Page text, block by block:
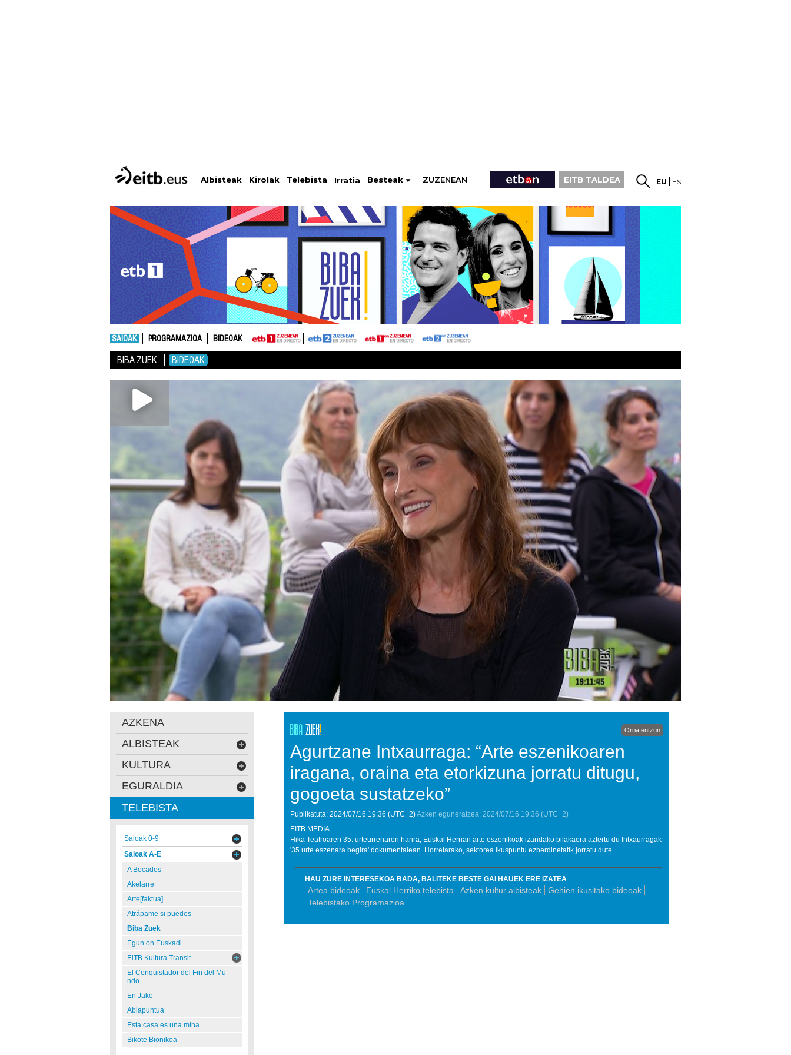
Albisteak Kirolak Telebista Irratia Besteak ZUZENEAN EITB TALDEA EU ES
SAIOAK PROGRAMAZIOA BIDEOAK
BIBA ZUEK BIDEOAK
Orria entzun
Agurtzane Intxaurraga: “Arte eszenikoaren
iragana, oraina eta etorkizuna jorratu ditugu,
gogoeta sustatzeko”
Publikatuta: 2024/07/16 19:36 (UTC+2)Azken eguneratzea: 2024/07/16 19:36 (UTC+2)
EITB MEDIA
Hika Teatroaren 35. urteurrenaren harira, Euskal Herrian arte eszenikoak izandako bilakaera aztertu du Intxaurragak
'35 urte eszenara begira' dokumentalean. Horretarako, sektorea ikuspuntu ezberdinetatik jorratu dute.
HAU ZURE INTERESEKOA BADA, BALITEKE BESTE GAI HAUEK ERE IZATEA
Artea bideoak Euskal Herriko telebista Azken kultur albisteak
Gehien ikusitako bideoak
Telebistako Programazioa
AZKENA
ALBISTEAK
KULTURA
EGURALDIA
TELEBISTA
Saioak 0-9
Saioak A-E
A Bocados
Akelarre
Arte[faktua]
Atrápame si puedes
Biba Zuek
Egun on Euskadi
EiTB Kultura Transit
El Conquistador del Fin del Mu
ndo
En Jake
Abiapuntua
Esta casa es una mina
Bikote Bionikoa